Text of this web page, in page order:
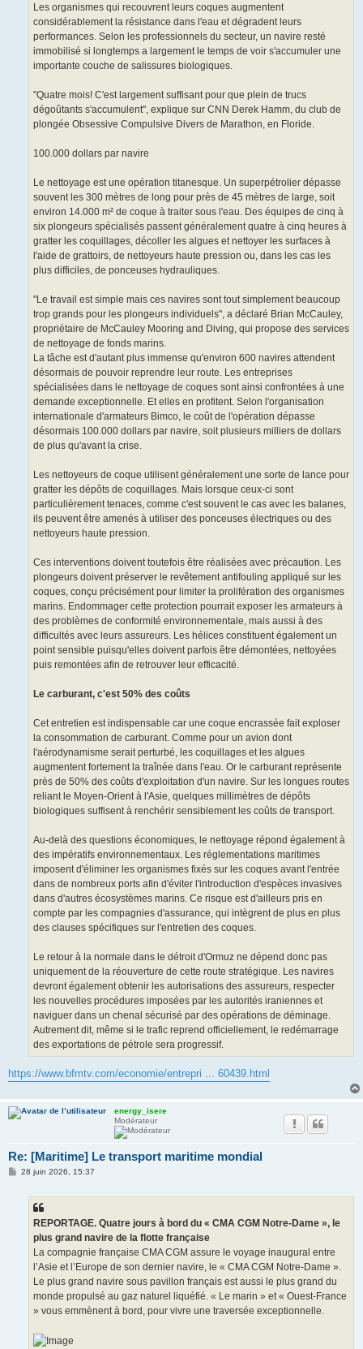
Les organismes qui recouvrent leurs coques augmentent
considérablement la résistance dans l'eau et dégradent leurs
performances. Selon les professionnels du secteur, un navire resté
immobilisé si longtemps a largement le temps de voir s'accumuler une
importante couche de salissures biologiques.
"Quatre mois! C'est largement suffisant pour que plein de trucs
dégoûtants s'accumulent", explique sur CNN Derek Hamm, du club de
plongée Obsessive Compulsive Divers de Marathon, en Floride.
100.000 dollars par navire
Le nettoyage est une opération titanesque. Un superpétrolier dépasse
souvent les 300 mètres de long pour près de 45 mètres de large, soit
environ 14.000 m² de coque à traiter sous l'eau. Des équipes de cinq à
six plongeurs spécialisés passent généralement quatre à cinq heures à
gratter les coquillages, décoller les algues et nettoyer les surfaces à
l'aide de grattoirs, de nettoyeurs haute pression ou, dans les cas les
plus difficiles, de ponceuses hydrauliques.
"Le travail est simple mais ces navires sont tout simplement beaucoup
trop grands pour les plongeurs individuels", a déclaré Brian McCauley,
propriétaire de McCauley Mooring and Diving, qui propose des services
de nettoyage de fonds marins.
La tâche est d'autant plus immense qu'environ 600 navires attendent
désormais de pouvoir reprendre leur route. Les entreprises
spécialisées dans le nettoyage de coques sont ainsi confrontées à une
demande exceptionnelle. Et elles en profitent. Selon l'organisation
internationale d'armateurs Bimco, le coût de l'opération dépasse
désormais 100.000 dollars par navire, soit plusieurs milliers de dollars
de plus qu'avant la crise.
Les nettoyeurs de coque utilisent généralement une sorte de lance pour
gratter les dépôts de coquillages. Mais lorsque ceux-ci sont
particulièrement tenaces, comme c'est souvent le cas avec les balanes,
ils peuvent être amenés à utiliser des ponceuses électriques ou des
nettoyeurs haute pression.
Ces interventions doivent toutefois être réalisées avec précaution. Les
plongeurs doivent préserver le revêtement antifouling appliqué sur les
coques, conçu précisément pour limiter la prolifération des organismes
marins. Endommager cette protection pourrait exposer les armateurs à
des problèmes de conformité environnementale, mais aussi à des
difficultés avec leurs assureurs. Les hélices constituent également un
point sensible puisqu'elles doivent parfois être démontées, nettoyées
puis remontées afin de retrouver leur efficacité.
Le carburant, c'est 50% des coûts
Cet entretien est indispensable car une coque encrassée fait exploser
la consommation de carburant. Comme pour un avion dont
l'aérodynamisme serait perturbé, les coquillages et les algues
augmentent fortement la traînée dans l'eau. Or le carburant représente
près de 50% des coûts d'exploitation d'un navire. Sur les longues routes
reliant le Moyen-Orient à l'Asie, quelques millimètres de dépôts
biologiques suffisent à renchérir sensiblement les coûts de transport.
Au-delà des questions économiques, le nettoyage répond également à
des impératifs environnementaux. Les réglementations maritimes
imposent d'éliminer les organismes fixés sur les coques avant l'entrée
dans de nombreux ports afin d'éviter l'introduction d'espèces invasives
dans d'autres écosystèmes marins. Ce risque est d'ailleurs pris en
compte par les compagnies d'assurance, qui intègrent de plus en plus
des clauses spécifiques sur l'entretien des coques.
Le retour à la normale dans le détroit d'Ormuz ne dépend donc pas
uniquement de la réouverture de cette route stratégique. Les navires
devront également obtenir les autorisations des assureurs, respecter
les nouvelles procédures imposées par les autorités iraniennes et
naviguer dans un chenal sécurisé par des opérations de déminage.
Autrement dit, même si le trafic reprend officiellement, le redémarrage
des exportations de pétrole sera progressif.
https://www.bfmtv.com/economie/entrepri ... 60439.html
energy_isere
Modérateur
Re: [Maritime] Le transport maritime mondial
M28 juin 2026, 15:37
REPORTAGE. Quatre jours à bord du « CMA CGM Notre-Dame », le
plus grand navire de la flotte française
La compagnie française CMA CGM assure le voyage inaugural entre
l’Asie et l’Europe de son dernier navire, le « CMA CGM Notre-Dame ».
Le plus grand navire sous pavillon français est aussi le plus grand du
monde propulsé au gaz naturel liquéfié. « Le marin » et « Ouest-France
» vous emmènent à bord, pour vivre une traversée exceptionnelle.